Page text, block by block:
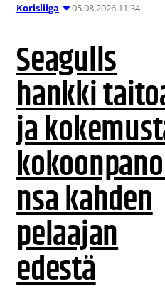
Korisliiga 05.08.2026 11:34
Seagulls
hankki
ja
nsa kahden
pelaajan
edestä